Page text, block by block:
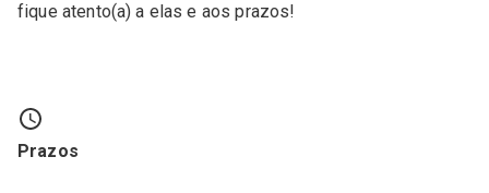
fique atento(a) a elas e aos prazos!
Prazos